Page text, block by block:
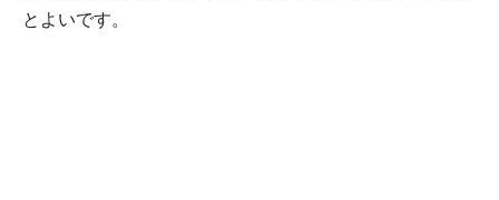
とよいです。